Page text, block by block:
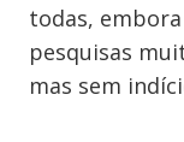
todas,
pesquisas
mas sem